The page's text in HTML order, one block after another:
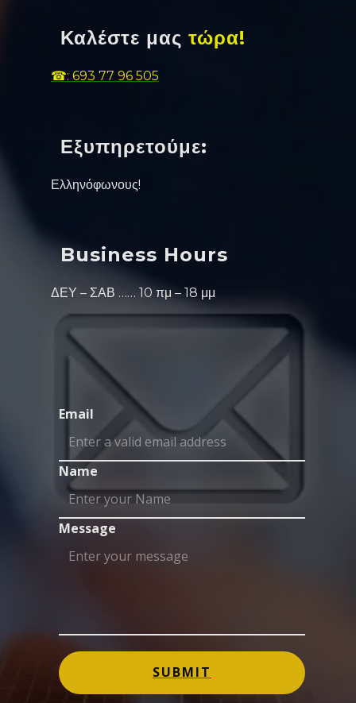
Καλέστε μας τώρα!
☎: 693 77 96 505
Εξυπηρετούμε:
Ελληνόφωνους!
Business Hours
ΔΕΥ – ΣΑΒ …… 10 πμ – 18 μμ
Email
Name
Message
SUBMIT